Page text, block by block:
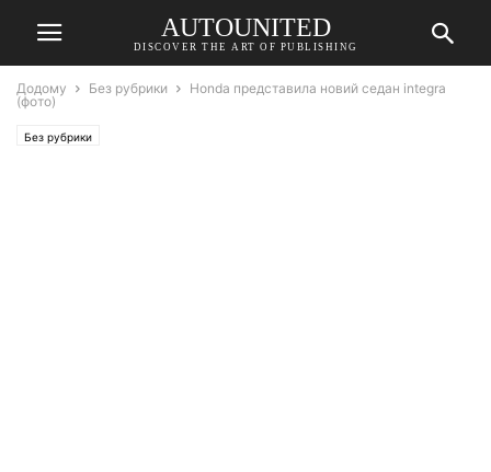
AUTOUNITED
DISCOVER THE ART OF PUBLISHING
Додому Без рубрики
Honda представила новий седан integra
(фото)
Без рубрики